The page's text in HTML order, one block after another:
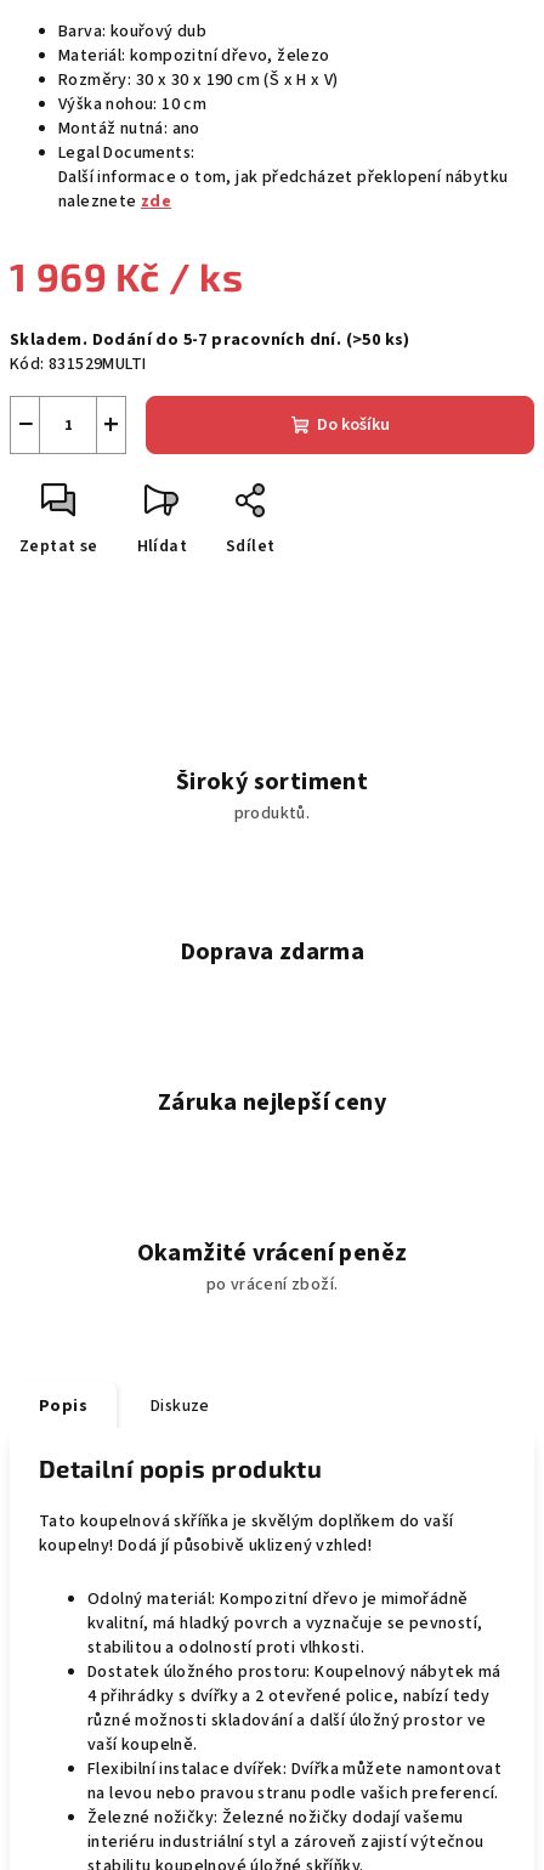
Barva: kouřový dub
Materiál: kompozitní dřevo, železo
Rozměry: 30 x 30 x 190 cm (Š x H x V)
Výška nohou: 10 cm
Montáž nutná: ano
Legal Documents:
Další informace o tom, jak předcházet překlopení nábytku
naleznetezde
1 969 Kč / ks
cena:
Skladem. Dodání do 5-7 pracovních dní. (>50 ks)
Kód: 831529MULTI
+
− Do košíku
Zeptat se Hlídat Sdílet
Široký sortiment
produktů.
Doprava zdarma
Záruka nejlepší ceny
Okamžité vrácení peněz
po vrácení zboží.
Popis Diskuze
Detailní popis produktu
Tato koupelnová skříňka je skvělým doplňkem do vaší
koupelny! Dodá jí působivě uklizený vzhled!
Odolný materiál: Kompozitní dřevo je mimořádně
kvalitní, má hladký povrch a vyznačuje se pevností,
stabilitou a odolností proti vlhkosti.
Dostatek úložného prostoru: Koupelnový nábytek má
4 přihrádky s dvířky a 2 otevřené police, nabízí tedy
různé možnosti skladování a další úložný prostor ve
vaší koupelně.
Flexibilní instalace dvířek: Dvířka můžete namontovat
na levou nebo pravou stranu podle vašich preferencí.
Železné nožičky: Železné nožičky dodají vašemu
interiéru industriální styl a zároveň zajistí výtečnou